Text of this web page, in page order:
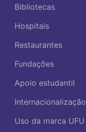
Bibliotecas
Hospitais
Restaurantes
Fundações
Apoio estudantil
Internacionalização
Uso da marca UFU